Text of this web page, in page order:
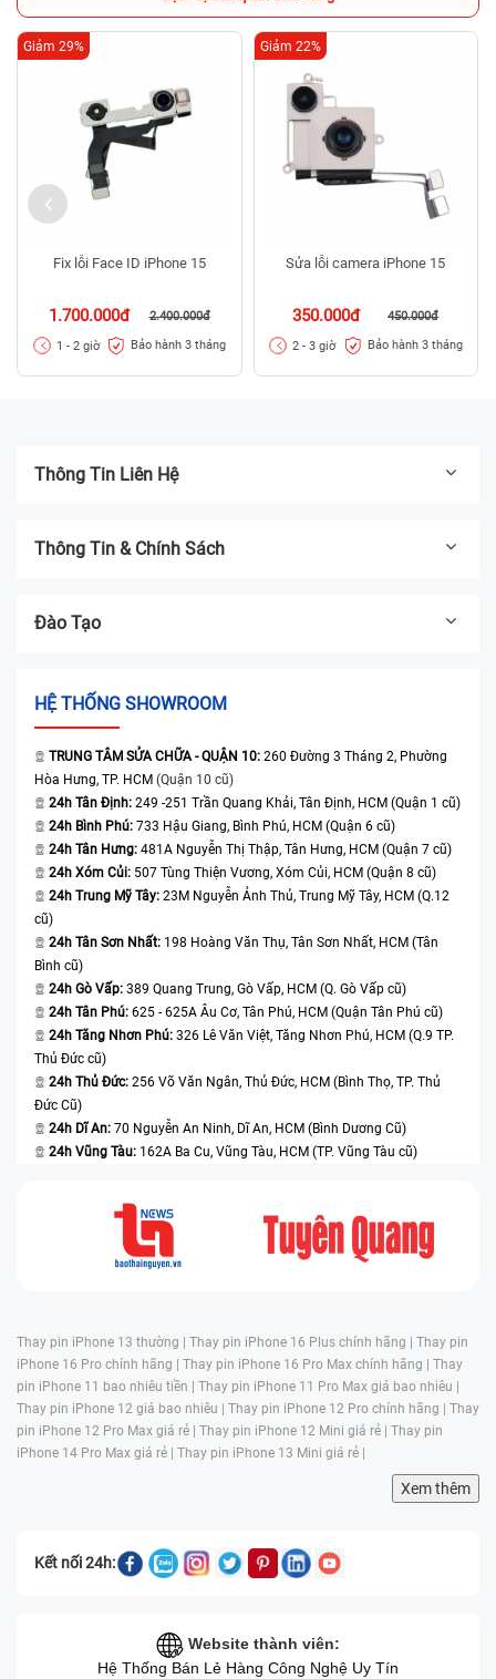
Fix lỗi Face ID iPhone 15
1.700.000đ 2.400.000đ
Giảm 29%
1 - 2 giờ Bảo hành 3 tháng
Sửa lỗi camera iPhone 15
350.000đ 450.000đ
Giảm 22%
2 - 3 giờ Bảo hành 3 tháng
Thông Tin Liên Hệ
Thông Tin & Chính Sách
Đào Tạo
HỆ THỐNG SHOWROOM
TRUNG TÂM SỬA CHỮA - QUẬN 10: 260 Đường 3 Tháng 2, Phường
Hòa Hưng, TP. HCM (Quận 10 cũ)
24h Tân Định: 249 -251 Trần Quang Khải, Tân Định, HCM (Quận 1 cũ)
24h Bình Phú: 733 Hậu Giang, Bình Phú, HCM (Quận 6 cũ)
24h Tân Hưng: 481A Nguyễn Thị Thập, Tân Hưng, HCM (Quận 7 cũ)
24h Xóm Củi: 507 Tùng Thiện Vương, Xóm Củi, HCM (Quận 8 cũ)
24h Trung Mỹ Tây: 23M Nguyễn Ảnh Thủ, Trung Mỹ Tây, HCM (Q.12
cũ)
24h Tân Sơn Nhất: 198 Hoàng Văn Thụ, Tân Sơn Nhất, HCM (Tân
Bình cũ)
24h Gò Vấp: 389 Quang Trung, Gò Vấp, HCM (Q. Gò Vấp cũ)
24h Tân Phú: 625 - 625A Âu Cơ, Tân Phú, HCM (Quận Tân Phú cũ)
24h Tăng Nhơn Phú: 326 Lê Văn Việt, Tăng Nhơn Phú, HCM (Q.9 TP.
Thủ Đức cũ)
24h Thủ Đức: 256 Võ Văn Ngân, Thủ Đức, HCM (Bình Thọ, TP. Thủ
Đức Cũ)
24h Dĩ An: 70 Nguyễn An Ninh, Dĩ An, HCM (Bình Dương Cũ)
24h Vũng Tàu: 162A Ba Cu, Vũng Tàu, HCM (TP. Vũng Tàu cũ)
Thay pin iPhone 13 thường | Thay pin iPhone 16 Plus chính hãng | Thay pin
iPhone 16 Pro chính hãng | Thay pin iPhone 16 Pro Max chính hãng | Thay
pin iPhone 11 bao nhiêu tiền | Thay pin iPhone 11 Pro Max giá bao nhiêu |
Thay pin iPhone 12 giá bao nhiêu | Thay pin iPhone 12 Pro chính hãng | Thay
pin iPhone 12 Pro Max giá rẻ | Thay pin iPhone 12 Mini giá rẻ | Thay pin
iPhone 14 Pro Max giá rẻ | Thay pin iPhone 13 Mini giá rẻ |
Xem thêm
Kết nối 24h:
Website thành viên:
Hệ Thống Bán Lẻ Hàng Công Nghệ Uy Tín